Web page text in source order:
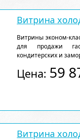
Витрина
Витрины эконом-
для продажи
кондитерских и
Цена: 59
Витрина